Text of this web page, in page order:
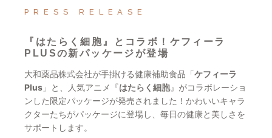
PRESS RELEASE
『はたらく細胞』とコラボ！ケフィーラ
PLUSの新パッケージが登場
大和薬品株式会社が手掛ける健康補助食品「ケフィーラ
Plus 」と、人気アニメ『はたらく細胞』がコラボレーショ
ンした限定パッケージが発売されました！かわいいキャラ
クターたちがパッケージに登場し、毎日の健康と美しさを
サポートします。